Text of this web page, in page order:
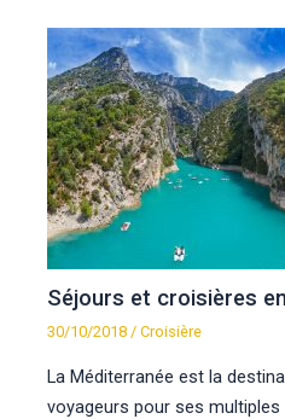
Séjours et croisières
30/10/2018/Croisière
La Méditerranée est la
voyageurs pour ses multiples